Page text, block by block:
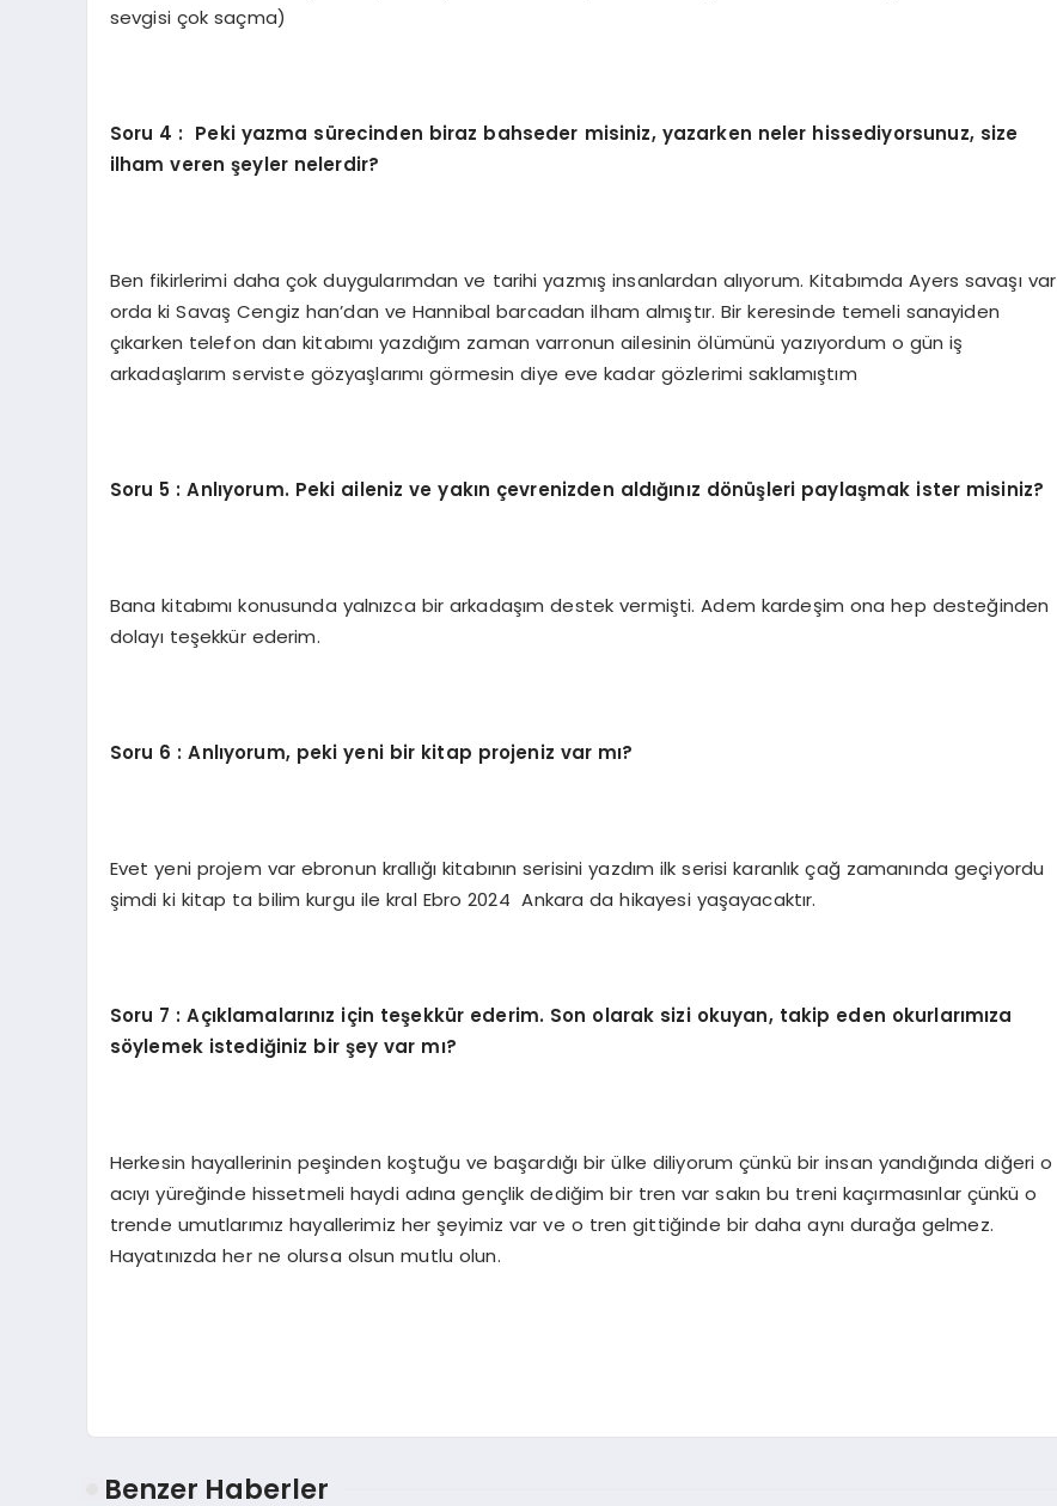
sevgisi çok saçma)
Soru 4 : Peki yazma sürecinden biraz bahseder misiniz, yazarken neler hissediyorsunuz, size
ilham veren şeyler nelerdir?
Ben fikirlerimi daha çok duygularımdan ve tarihi yazmış insanlardan alıyorum. Kitabımda Ayers savaşı var
orda ki Savaş Cengiz han’dan ve Hannibal barcadan ilham almıştır. Bir keresinde temeli sanayiden
çıkarken telefon dan kitabımı yazdığım zaman varronun ailesinin ölümünü yazıyordum o gün iş
arkadaşlarım serviste gözyaşlarımı görmesin diye eve kadar gözlerimi saklamıştım
Soru 5 : Anlıyorum. Peki aileniz ve yakın çevrenizden aldığınız dönüşleri paylaşmak ister misiniz?
Bana kitabımı konusunda yalnızca bir arkadaşım destek vermişti. Adem kardeşim ona hep desteğinden
dolayı teşekkür ederim.
Soru 6 : Anlıyorum, peki yeni bir kitap projeniz var mı?
Evet yeni projem var ebronun krallığı kitabının serisini yazdım ilk serisi karanlık çağ zamanında geçiyordu
şimdi ki kitap ta bilim kurgu ile kral Ebro 2024 Ankara da hikayesi yaşayacaktır.
Soru 7 : Açıklamalarınız için teşekkür ederim. Son olarak sizi okuyan, takip eden okurlarımıza
söylemek istediğiniz bir şey var mı?
Herkesin hayallerinin peşinden koştuğu ve başardığı bir ülke diliyorum çünkü bir insan yandığında diğeri o
acıyı yüreğinde hissetmeli haydi adına gençlik dediğim bir tren var sakın bu treni kaçırmasınlar çünkü o
trende umutlarımız hayallerimiz her şeyimiz var ve o tren gittiğinde bir daha aynı durağa gelmez.
Hayatınızda her ne olursa olsun mutlu olun.
Benzer Haberler